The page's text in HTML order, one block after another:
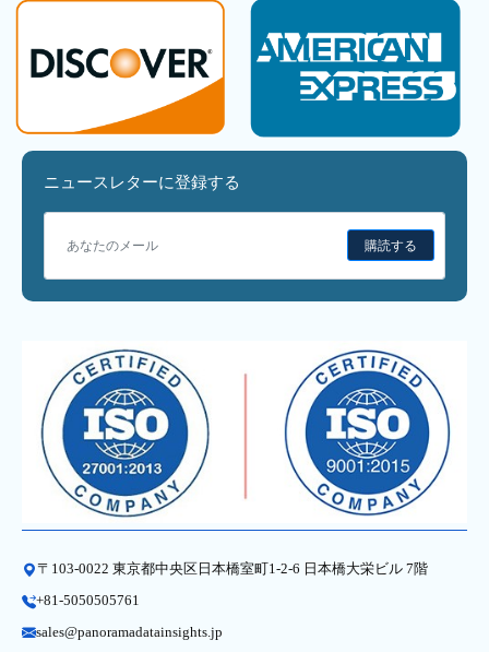
ニュースレターに登録する
購読する
〒103-0022 東京都中央区日本橋室町1-2-6 日本橋大栄ビル 7階
+81-5050505761
sales@panoramadatainsights.jp